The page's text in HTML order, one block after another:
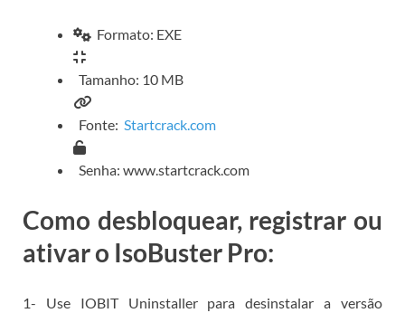
Formato: EXE
Tamanho: 10 MB
Fonte: Startcrack.com
Senha: www.startcrack.com
Como desbloquear, registrar ou
ativar o IsoBuster Pro:
1- Use IOBIT Uninstaller para desinstalar a versão